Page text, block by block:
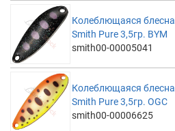
Колеблющаяся блесна
Smith Pure 3,5гр. BYM
smith00-00005041
Колеблющаяся блесна
Smith Pure 3,5гр. OGC
smith00-00006625